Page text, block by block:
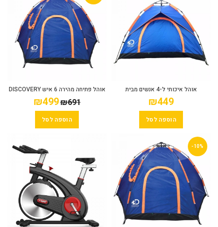
אוהל איכותי ל-4 אנשים מבית
DISCOVERY עשוי מאריג בד פוליאסטר
להגנה מפני השמש ולאוורור מקסימלי.
₪449
הוספה לסל
אוהל פתיחה מהירה 6 איש DISCOVERY
₪691
₪499
הוספה לסל
-10%